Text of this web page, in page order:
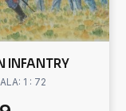
INFANTRY
1 : 72